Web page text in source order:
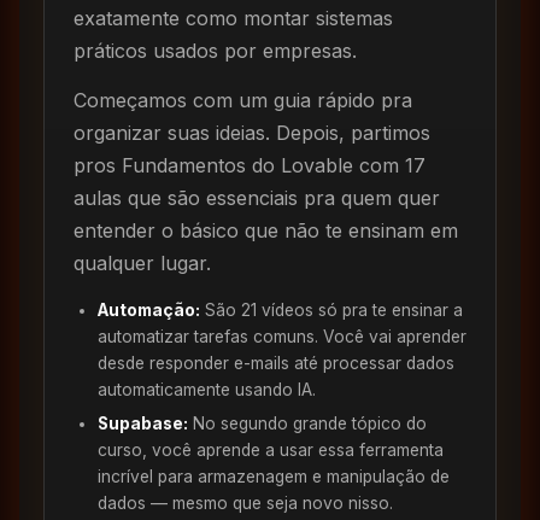
exatamente como montar sistemas
práticos usados por empresas.
Começamos com um guia rápido pra
organizar suas ideias. Depois, partimos
pros Fundamentos do Lovable com 17
aulas que são essenciais pra quem quer
entender o básico que não te ensinam em
qualquer lugar.
Automação: São 21 vídeos só pra te ensinar a
automatizar tarefas comuns. Você vai aprender
desde responder e-mails até processar dados
automaticamente usando IA.
Supabase: No segundo grande tópico do
curso, você aprende a usar essa ferramenta
incrível para armazenagem e manipulação de
dados — mesmo que seja novo nisso.